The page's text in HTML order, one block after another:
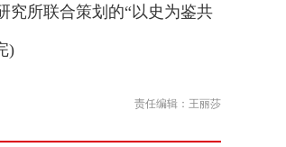
所联合策划的“以史为鉴共
)
责任编辑：王丽莎